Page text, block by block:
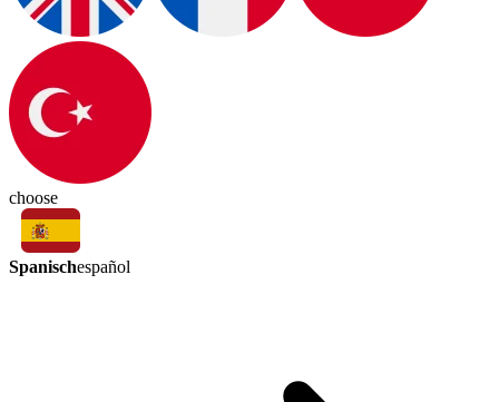
choose
Spanischespañol